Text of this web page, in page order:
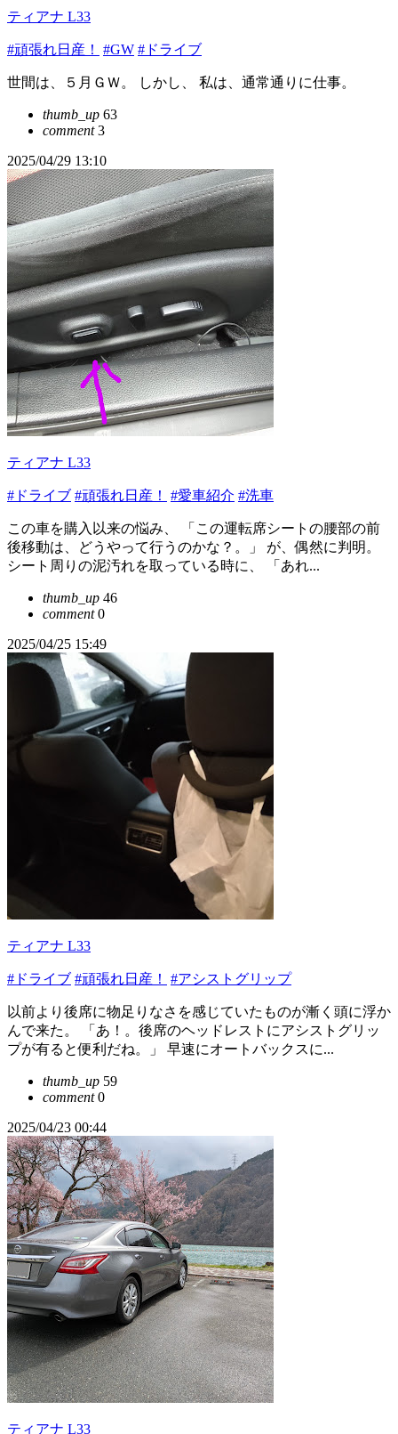
ティアナ L33
#頑張れ日産！ #GW #ドライブ
世間は、５月ＧＷ。 しかし、 私は、通常通りに仕事。
thumb_up 63
comment3
2025/04/29 13:10
ティアナ L33
#ドライブ #頑張れ日産！ #愛車紹介 #洗車
この車を購入以来の悩み、 「この運転席シートの腰部の前
後移動は、どうやって行うのかな？。」 が、偶然に判明。
シート周りの泥汚れを取っている時に、 「あれ...
thumb_up 46
comment0
2025/04/25 15:49
ティアナ L33
#ドライブ #頑張れ日産！ #アシストグリップ
以前より後席に物足りなさを感じていたものが漸く頭に浮か
んで来た。 「あ！。後席のヘッドレストにアシストグリッ
プが有ると便利だね。」 早速にオートバックスに...
thumb_up 59
comment0
2025/04/23 00:44
ティアナ L33